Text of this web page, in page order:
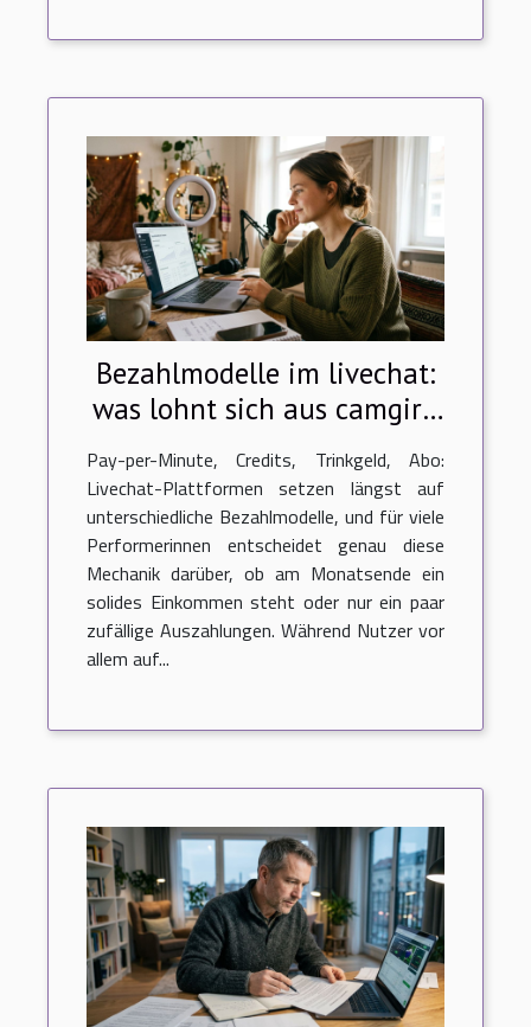
Bezahlmodelle im livechat:
was lohnt sich aus camgirl-
sicht?
Pay-per-Minute, Credits, Trinkgeld, Abo:
Livechat-Plattformen setzen längst auf
unterschiedliche Bezahlmodelle, und für viele
Performerinnen entscheidet genau diese
Mechanik darüber, ob am Monatsende ein
solides Einkommen steht oder nur ein paar
zufällige Auszahlungen. Während Nutzer vor
allem auf...